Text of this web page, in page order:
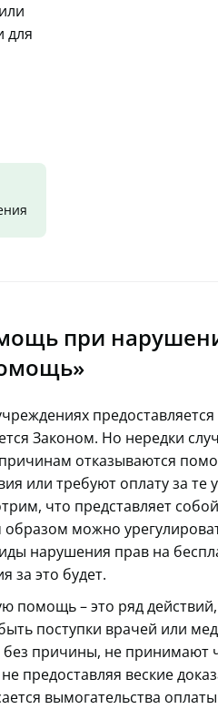
для
при
Законом. Но нередки
отказываются
или требуют оплату за те
что представляет
можно
нарушения прав на
за это будет.
помощь – это ряд
поступки врачей или
без причины, не принимают
предоставляя веские
вымогательства